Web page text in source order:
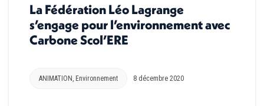
La Fédération Léo Lagrange
s’engage pour l’environnement avec
Carbone Scol’ERE
ANIMATION Environnement 8 décembre 2020